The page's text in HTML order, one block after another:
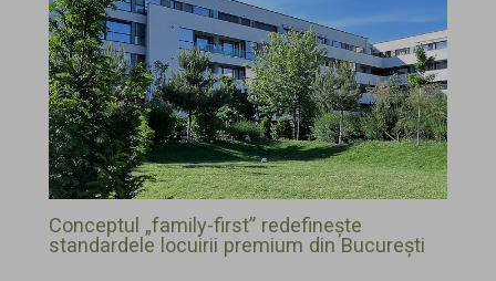
Conceptul „family-first” redefinește
standardele locuirii premium din București